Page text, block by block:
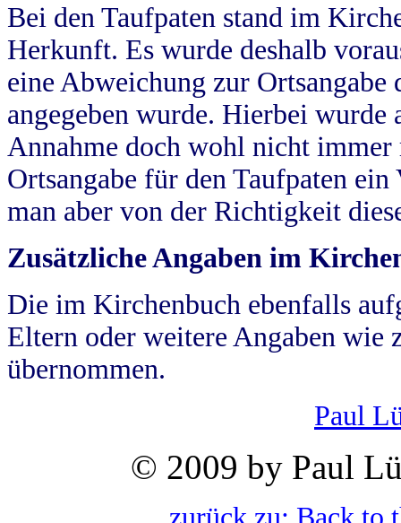
Bei den Taufpaten stand im
Herkunft. Es wurde deshalb
eine Abweichung zur
angegeben wurde. Hierbei wurde
Annahme doch wohl nicht
Ortsangabe für den Taufpaten
man aber von der Richtigkeit
Zusätzliche Angaben im
Die im Kirchenbuch ebenfalls
Eltern oder weitere Angaben wie
übernommen.
Paul
© 2009 by Paul